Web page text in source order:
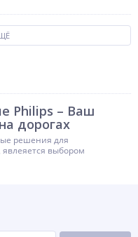
Philips – Bаш
дорогах
решения для
выбором